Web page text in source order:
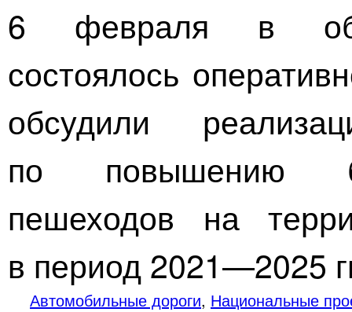
6 февраля в
состоялось
обсудили
по повышению
пешеходов на
в период 2021—2025
Автомобильные дороги, Национальные